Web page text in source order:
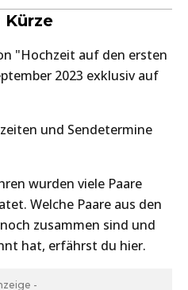
"Hochzeit auf den ersten
2023 exklusiv auf
und Sendetermine
wurden viele Paare
Welche Paare aus den
zusammen sind und
hat, erfährst du hier.
-